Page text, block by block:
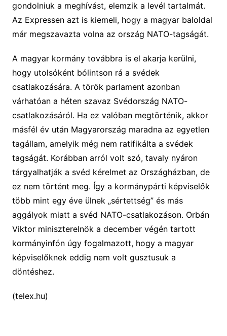
gondolniuk a meghívást, elemzik a levél tartalmát.
Az Expressen azt is kiemeli, hogy a magyar baloldal
már megszavazta volna az ország NATO-tagságát.
A magyar kormány továbbra is el akarja kerülni,
hogy utolsóként bólintson rá a svédek
csatlakozására. A török parlament azonban
várhatóan a héten szavaz Svédország NATO-
csatlakozásáról. Ha ez valóban megtörténik, akkor
másfél év után Magyarország maradna az egyetlen
tagállam, amelyik még nem ratifikálta a svédek
tagságát. Korábban arról volt szó, tavaly nyáron
tárgyalhatják a svéd kérelmet az Országházban, de
ez nem történt meg. Így a kormánypárti képviselők
több mint egy éve ülnek „sértettség” és más
aggályok miatt a svéd NATO-csatlakozáson. Orbán
Viktor miniszterelnök a december végén tartott
kormányinfón úgy fogalmazott, hogy a magyar
képviselőknek eddig nem volt gusztusuk a
döntéshez.
(telex.hu)